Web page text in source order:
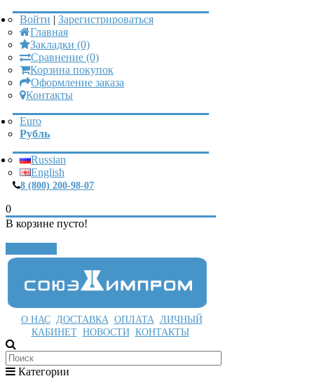
Войти | Зарегистрироваться
Главная
Закладки (0)
Сравнение (0)
Корзина покупок
Оформление заказа
Контакты
Euro
Рубль
Russian
English
8 (800) 200-98-07
0
В корзине пусто!
О НАС ДОСТАВКА ОПЛАТА ЛИЧНЫЙ
КАБИНЕТ НОВОСТИ КОНТАКТЫ
Категории